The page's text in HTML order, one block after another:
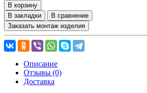
В корзину
В закладки
В сравнение
Заказать монтаж изделия
Описание
Отзывы (0)
Доставка